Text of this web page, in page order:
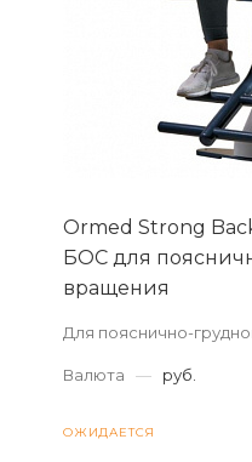
Ormed Strong
БОС для
вращения
Для пояснично-
Валюта — руб.
ОЖИДАЕТСЯ